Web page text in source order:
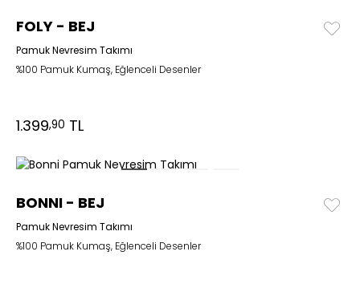
FOLY - BEJ
Pamuk Nevresim Takımı
%100 Pamuk Kumaş, Eğlenceli Desenler
1.399,90 TL
BONNI - BEJ
Pamuk Nevresim Takımı
%100 Pamuk Kumaş, Eğlenceli Desenler